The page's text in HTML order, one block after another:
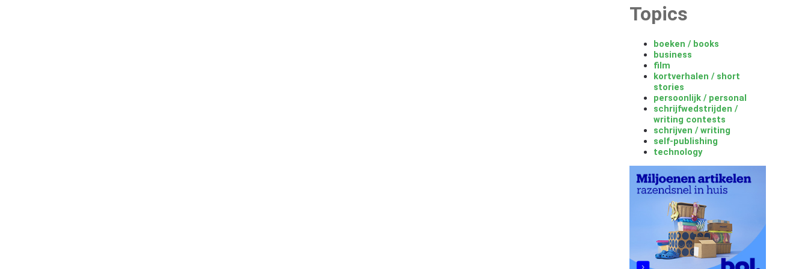
Topics
boeken / books
business
film
kortverhalen / short
stories
persoonlijk / personal
schrijfwedstrijden /
writing contests
schrijven / writing
self-publishing
technology